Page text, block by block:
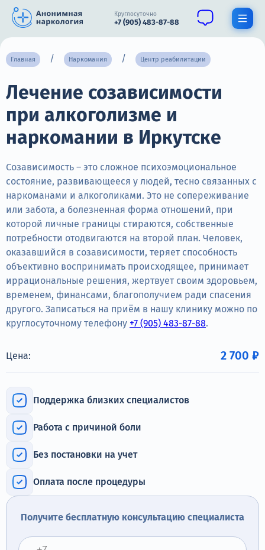
Круглосуточно
+7 (905) 483-87-88
О нас
Наркомания
Алкоголизм
Нарколог
Стационар
Психиатрия
Цены
Терапия
Контакты
Круглосуточно, анонимно
Адрес call-центра
Иркутск, улица Марата, 22
Главная Наркомания Центр реабилитации
Лечение созависимости
при алкоголизме и
наркомании в Иркутске
Созависимость – это сложное психоэмоциональное
состояние, развивающееся у людей, тесно связанных с
наркоманами и алкоголиками. Это не сопереживание
или забота, а болезненная форма отношений, при
которой личные границы стираются, собственные
потребности отодвигаются на второй план. Человек,
оказавшийся в созависимости, теряет способность
объективно воспринимать происходящее, принимает
иррациональные решения, жертвует своим здоровьем,
временем, финансами, благополучием ради спасения
другого. Записаться на приём в нашу клинику можно по
круглосуточному телефону +7 (905) 483-87-88.
Цена: 2 700 ₽
Поддержка близких специалистов
Работа с причиной боли
Без постановки на учет
Оплата после процедуры
Получите бесплатную консультацию специалиста